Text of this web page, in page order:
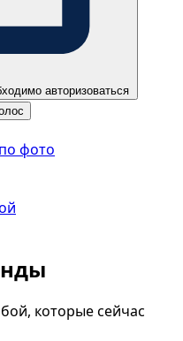
авторизоваться
фото
которые сейчас